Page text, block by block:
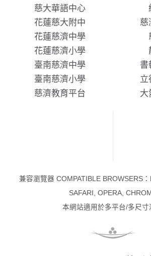
慈大華語中心
花蓮慈大附中
花蓮慈濟中學
花蓮慈濟小學
臺南慈濟中學
臺南慈濟小學
慈濟教育平台
慈
書
立
大
兼容瀏覽器 COMPATIBLE BROWSERS
SAFARI, OPERA,
本網站適用於多平台/多尺寸